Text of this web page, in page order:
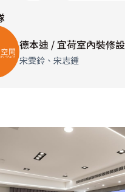
能地在家中納入豐富的櫃體
空間感，將大小雜物藏於無
的高質感生活。
德本迪 / 宜荷室內裝修
宋雯鈴、宋志鍾